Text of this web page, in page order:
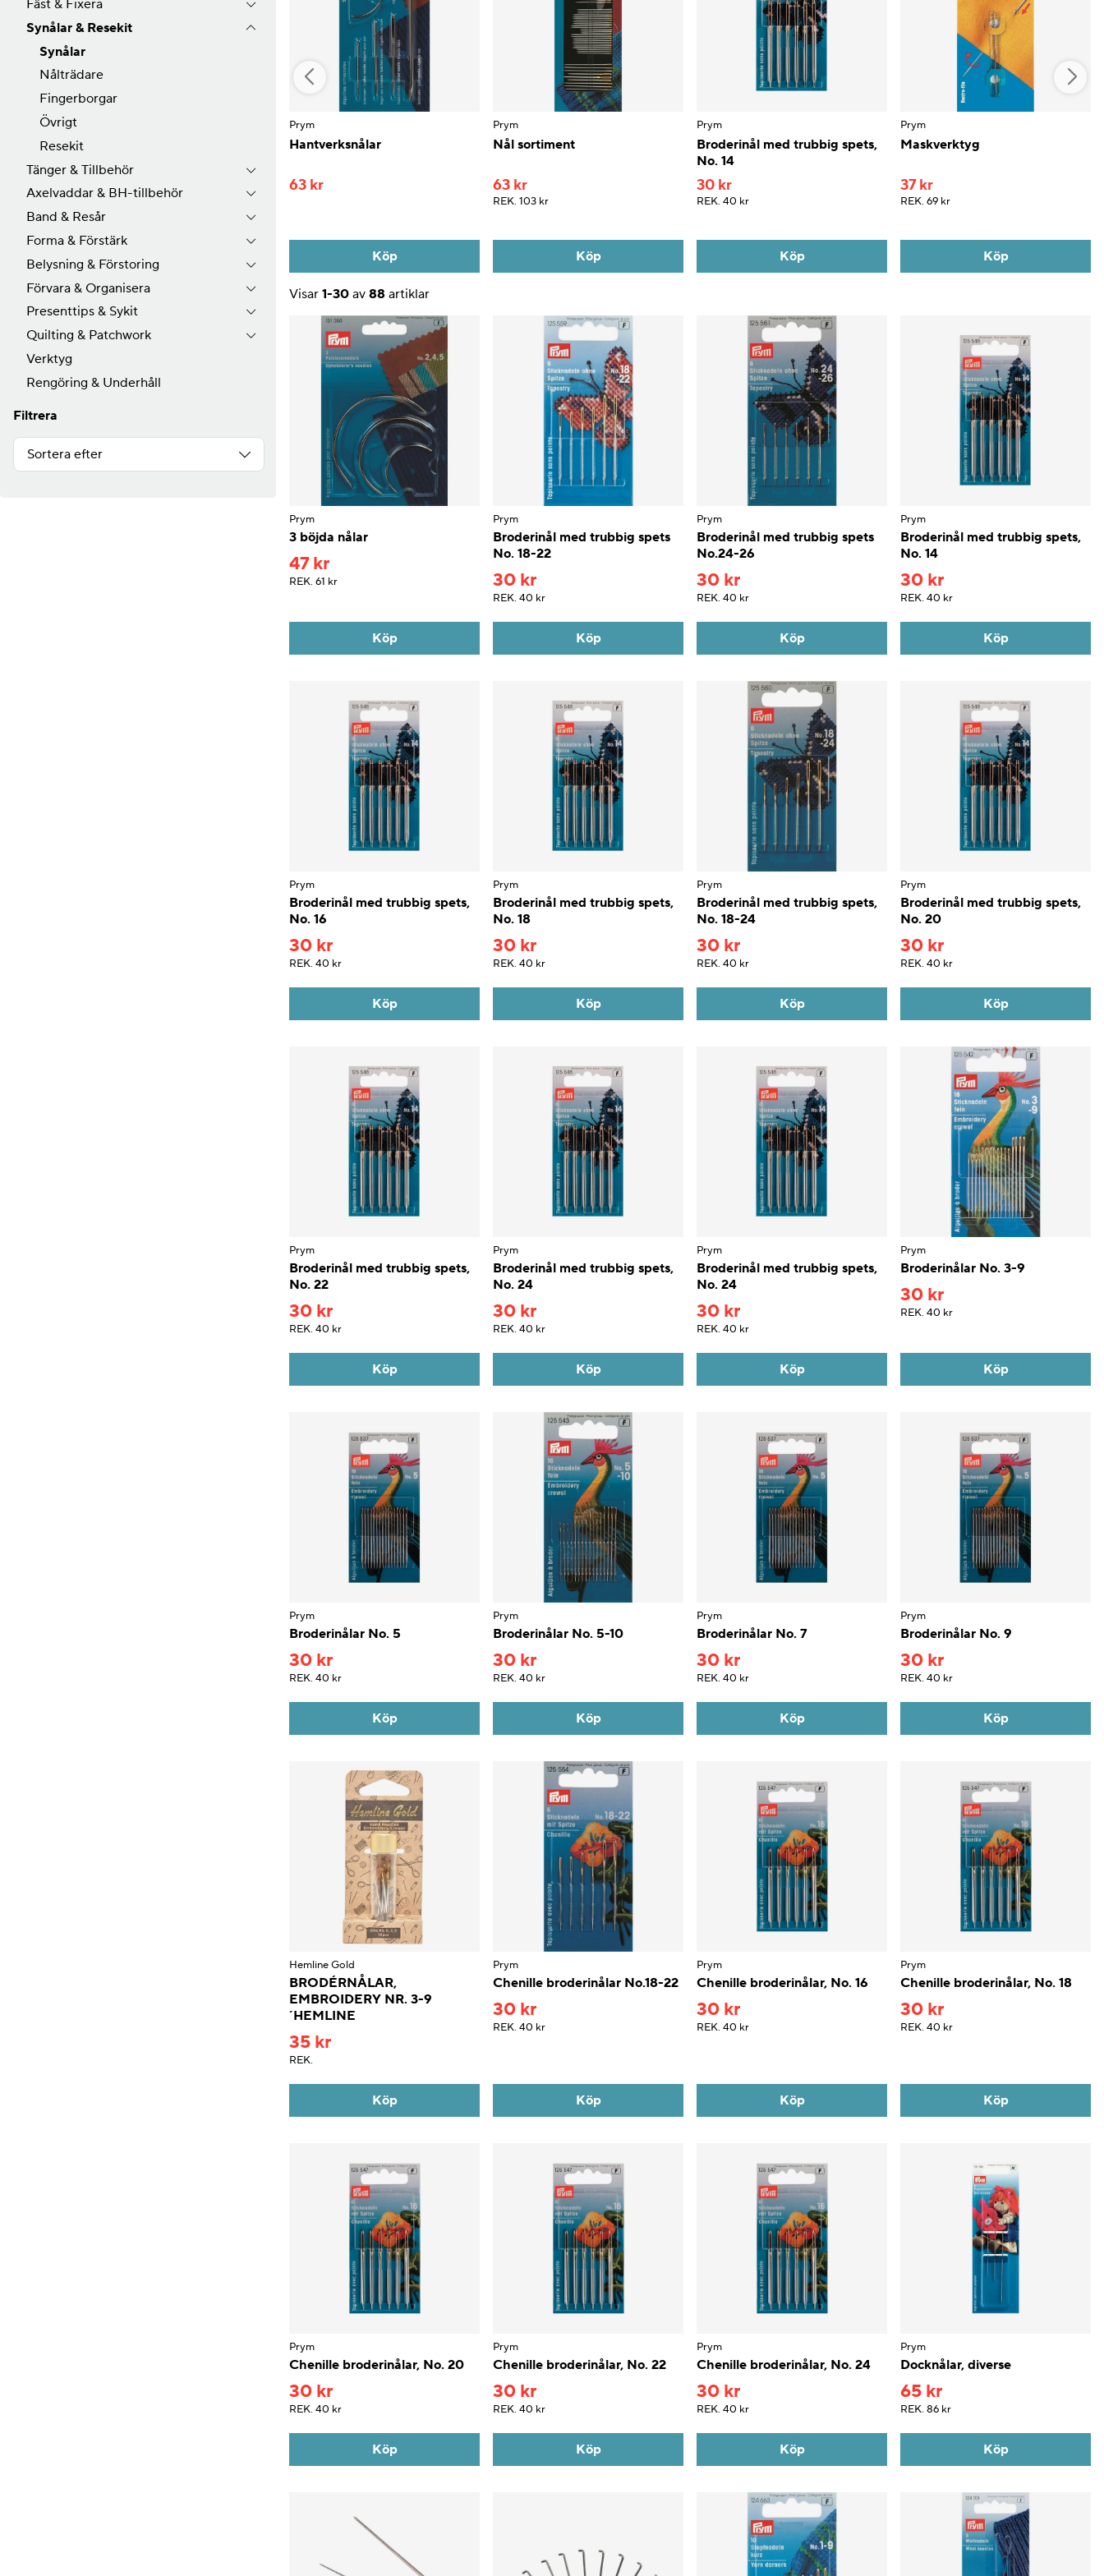
Fäst & Fixera
Synålar & Resekit
Synålar
Nålträdare
Fingerborgar
Övrigt
Resekit
Tänger & Tillbehör
Axelvaddar & BH-tillbehör
Band & Resår
Forma & Förstärk
Belysning & Förstoring
Förvara & Organisera
Presenttips & Sykit
Quilting & Patchwork
Verktyg
Rengöring & Underhåll
Filtrera
Sortera efter
34 kr
Prym
Hantverksnålar
63 kr
Köp
Prym
Nål sortiment
63 kr
REK. 103 kr
Köp
Prym
Broderinål med trubbig spets,
No. 14
30 kr
REK. 40 kr
Köp
Prym
Maskverktyg
37 kr
REK. 69 kr
Köp
Visar 1-30 av 88 artiklar
Produkter
Prym
3 böjda nålar
47 kr
REK. 61 kr
Köp
Prym
Broderinål med trubbig spets
No. 18-22
30 kr
REK. 40 kr
Köp
Prym
Broderinål med trubbig spets
No.24-26
30 kr
REK. 40 kr
Köp
Prym
Broderinål med trubbig spets,
No. 14
30 kr
REK. 40 kr
Köp
Prym
Broderinål med trubbig spets,
No. 16
30 kr
REK. 40 kr
Köp
Prym
Broderinål med trubbig spets,
No. 18
30 kr
REK. 40 kr
Köp
Prym
Broderinål med trubbig spets,
No. 18-24
30 kr
REK. 40 kr
Köp
Prym
Broderinål med trubbig spets,
No. 20
30 kr
REK. 40 kr
Köp
Prym
Broderinål med trubbig spets,
No. 22
30 kr
REK. 40 kr
Köp
Prym
Broderinål med trubbig spets,
No. 24
30 kr
REK. 40 kr
Köp
Prym
Broderinål med trubbig spets,
No. 24
30 kr
REK. 40 kr
Köp
Prym
Broderinålar No. 3-9
30 kr
REK. 40 kr
Köp
Prym
Broderinålar No. 5
30 kr
REK. 40 kr
Köp
Prym
Broderinålar No. 5-10
30 kr
REK. 40 kr
Köp
Prym
Broderinålar No. 7
30 kr
REK. 40 kr
Köp
Prym
Broderinålar No. 9
30 kr
REK. 40 kr
Köp
Hemline Gold
BRODÉRNÅLAR,
EMBROIDERY NR. 3-9
´HEMLINE
35 kr
REK.
Köp
Prym
Chenille broderinålar No.18-22
30 kr
REK. 40 kr
Köp
Prym
Chenille broderinålar, No. 16
30 kr
REK. 40 kr
Köp
Prym
Chenille broderinålar, No. 18
30 kr
REK. 40 kr
Köp
Prym
Chenille broderinålar, No. 20
30 kr
REK. 40 kr
Köp
Prym
Chenille broderinålar, No. 22
30 kr
REK. 40 kr
Köp
Prym
Chenille broderinålar, No. 24
30 kr
REK. 40 kr
Köp
Prym
Docknålar, diverse
65 kr
REK. 86 kr
Köp